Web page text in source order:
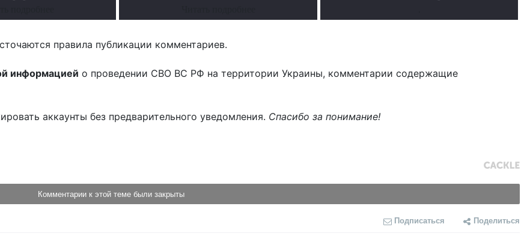
правила публикации комментариев.
информацией о проведении СВО ВС РФ на территории Украины, комментарии содержащие
аккаунты без предварительного уведомления. Спасибо за понимание!
Комментарии к этой теме были закрыты
Подписаться Поделиться